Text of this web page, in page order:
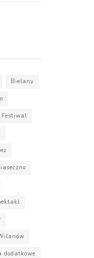
Bielany
Festiwal
dodatkowe